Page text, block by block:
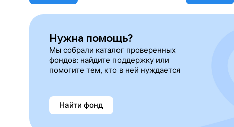
Нужна помощь?
Мы собрали каталог проверенных
фондов: найдите поддержку или
помогите тем, кто в ней нуждается
Найти фонд